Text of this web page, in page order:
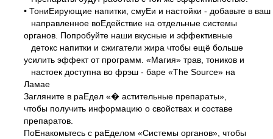
• ТониЕирующие напитки, смуЕи и настойки - добавьте в
направленное воЕдействие на отдельные системы
органов. Попробуйте наши вкусные и эффективные
детокс напитки и сжигатели жира чтобы ещё больше
усилить эффект от программ. «Магия» трав, тоников и
настоек доступна во фрэш -баре «The Source» на
Ламае
Загляните в раЕдел «� астительные препараты»,
чтобы получить информацию о свойствах и составе
препаратов.
ПоЕнакомьтесь с раЕделом «Системы органов», чтобы